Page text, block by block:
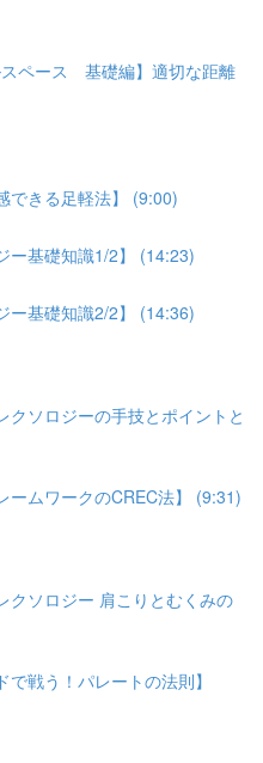
ペース 基礎編】適切な距離
できる足軽法】 (9:00)
ー基礎知識1/2】 (14:23)
ー基礎知識2/2】 (14:36)
クソロジーの手技とポイントと
ームワークのCREC法】 (9:31)
クソロジー 肩こりとむくみの
で戦う！パレートの法則】